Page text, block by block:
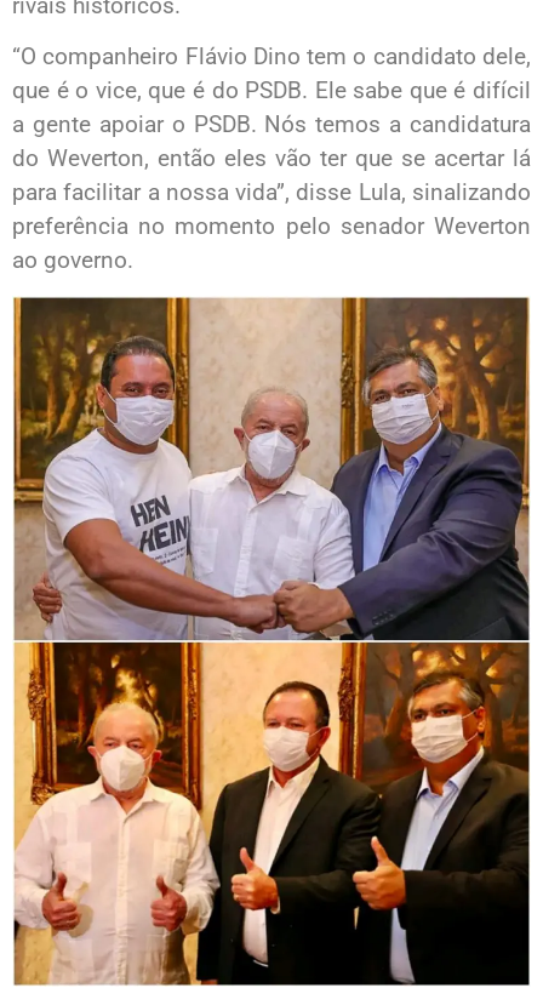
“O companheiro Flávio Dino tem o candidato dele,
que é o vice, que é do PSDB. Ele sabe que é difícil
a gente apoiar o PSDB. Nós temos a candidatura
do Weverton, então eles vão ter que se acertar lá
para facilitar a nossa vida”, disse Lula, sinalizando
preferência no momento pelo senador Weverton
ao governo.